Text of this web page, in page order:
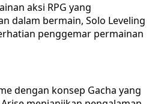
aksi RPG yang
dalam bermain, Solo Leveling
penggemar permainan
dengan konsep Gacha yang